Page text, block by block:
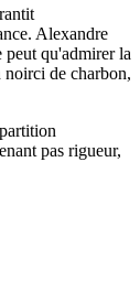
Alexandre
peut qu'admirer la
noirci de charbon,
pas rigueur,